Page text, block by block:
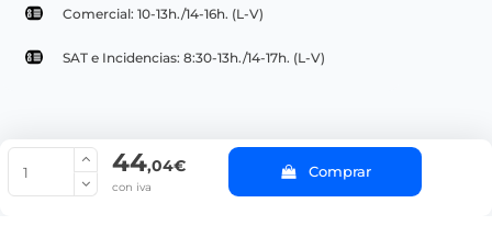
44,04€
con iva
Comprar
Comercial: 10-13h./14-16h. (L-V)
SAT e Incidencias: 8:30-13h./14-17h. (L-V)
© Copyright 2022 PepeBar.com |
Aviso legal y
Condiciones generales de compra |